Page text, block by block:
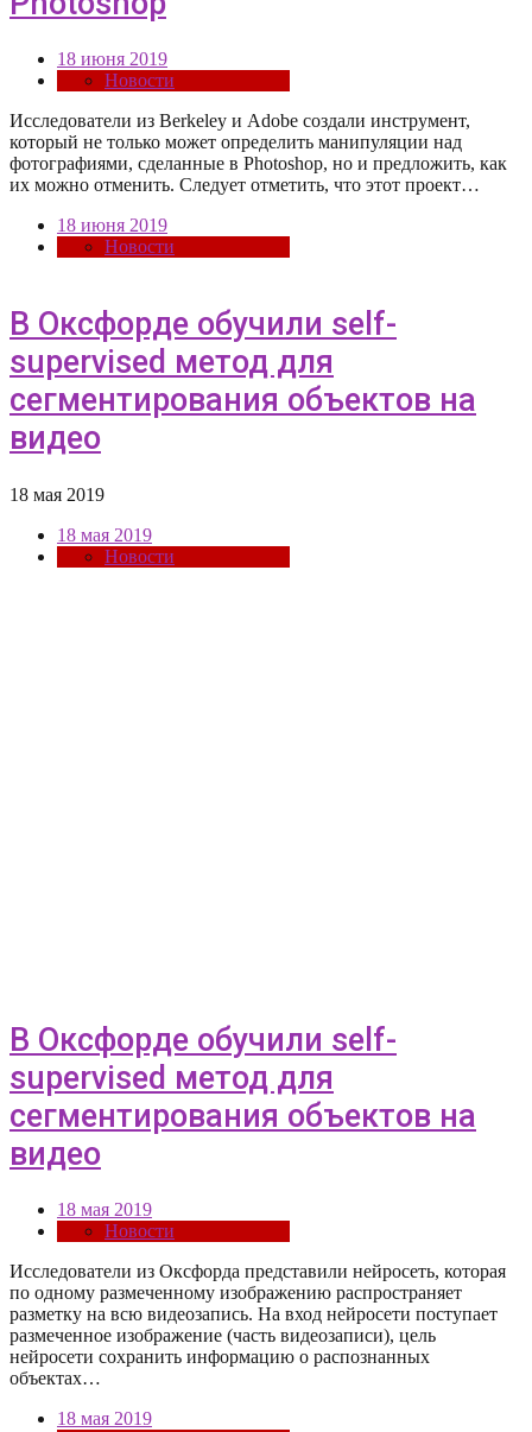
18 июня 2019
Новости
Исследователи из Berkeley и Adobe создали инструмент,
который не только может определить манипуляции над
фотографиями, сделанные в Photoshop, но и предложить, как
их можно отменить. Следует отметить, что этот проект…
18 июня 2019
Новости
В Оксфорде обучили self-
supervised метод для
сегментирования объектов на
видео
18 мая 2019
18 мая 2019
Новости
В Оксфорде обучили self-
supervised метод для
сегментирования объектов на
видео
18 мая 2019
Новости
Исследователи из Оксфорда представили нейросеть, которая
по одному размеченному изображению распространяет
разметку на всю видеозапись. На вход нейросети поступает
размеченное изображение (часть видеозаписи), цель
нейросети сохранить информацию о распознанных
объектах…
18 мая 2019